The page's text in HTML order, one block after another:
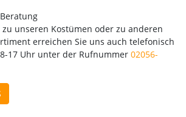
unseren Kostümen oder zu anderen
erreichen Sie uns auch telefonisch
17 Uhr unter der Rufnummer 02056-